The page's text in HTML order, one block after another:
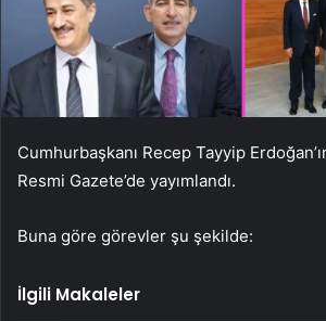
Cumhurbaşkanı Recep Tayyip
Resmi Gazete’de yayımlandı.
Buna göre görevler şu şekilde:
İlgili Makaleler